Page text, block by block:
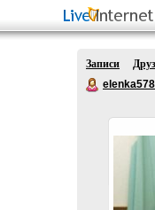
Записи
elenka578